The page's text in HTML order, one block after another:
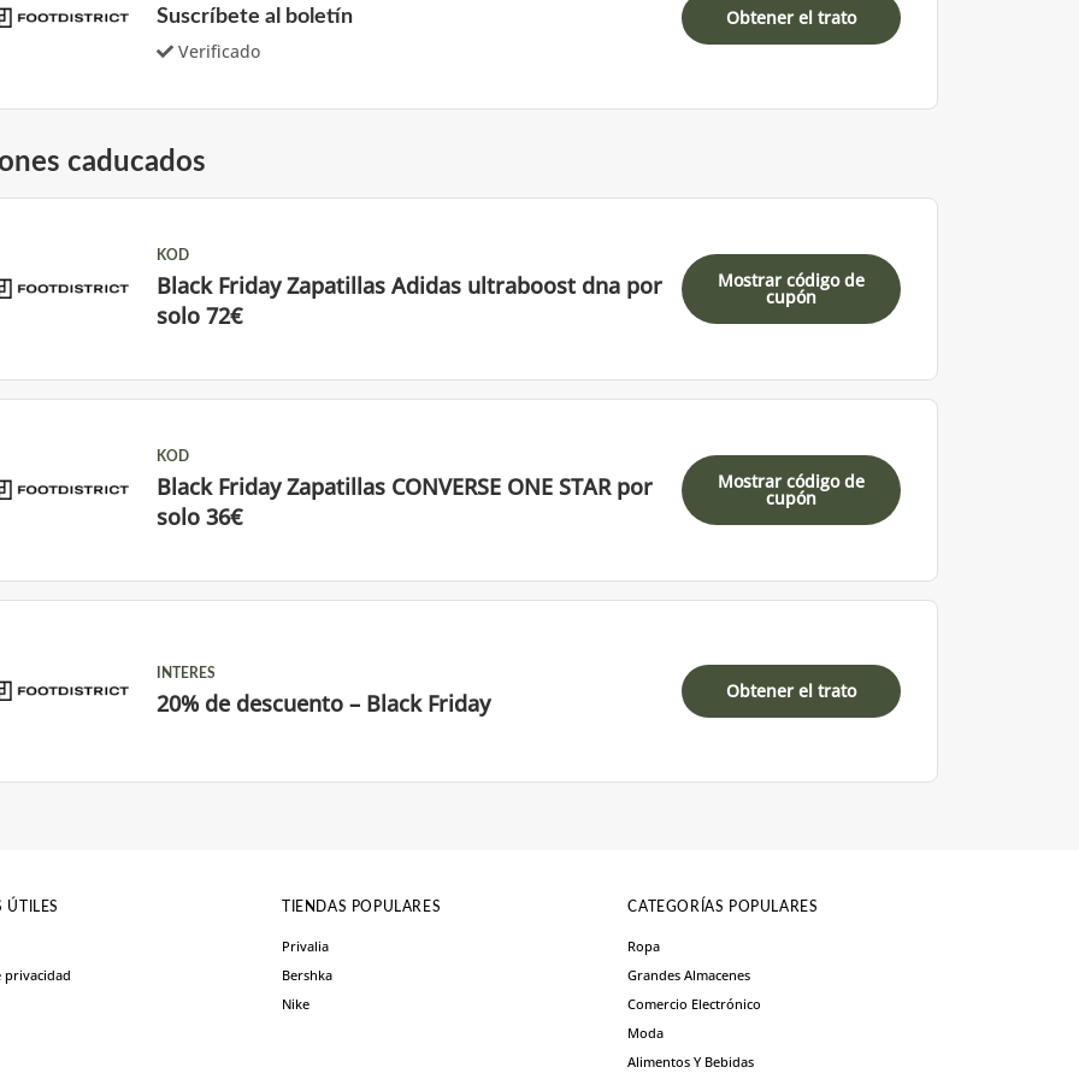
Suscríbete al boletín
Verificado
Obtener el trato
caducados
KOD
Black Friday Zapatillas Adidas ultraboost dna por
solo 72€
Mostrar código de
cupón
KOD
Black Friday Zapatillas CONVERSE ONE STAR por
solo 36€
Mostrar código de
cupón
INTERES
20% de descuento – Black Friday Obtener el trato
ÚTILES
privacidad
TIENDAS POPULARES
Privalia
Bershka
Nike
CATEGORÍAS POPULARES
Ropa
Grandes Almacenes
Comercio Electrónico
Moda
Alimentos Y Bebidas